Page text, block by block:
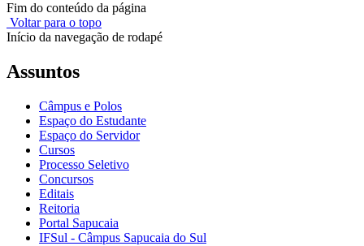
Fim do conteúdo da página
Voltar para o topo
Início da navegação de rodapé
Assuntos
Câmpus e Polos
Espaço do Estudante
Espaço do Servidor
Cursos
Processo Seletivo
Concursos
Editais
Reitoria
Portal Sapucaia
IFSul - Câmpus Sapucaia do Sul